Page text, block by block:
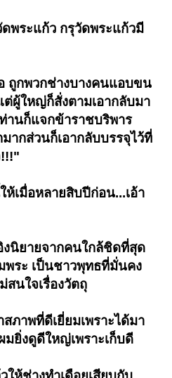
พระแก้ว กรุวัดพระแก้วมี
ถูกพวกช่างบางคนแอบขน
ผู้ใหญ่ก็สั่งตามเอากลับมา
านก็แจกข้าราชบริพาร
ากส่วนก็เอากลับบรรจุไว้ที่
!!!"
ห้เมื่อหลายสิบปีก่อน...เอ้า
งนิยายจากคนใกล้ชิดที่สุด
พระ เป็นชาวพุทธที่มั่นคง
สนใจเรื่องวัตถุ
ภาพที่ดีเยี่ยมเพราะได้มา
มยิ่งดูดีใหญ่เพราะเก็บดี